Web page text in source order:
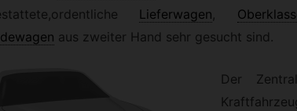
Lieferwagen
aus zweiter Hand sehr gesucht sind.
Der